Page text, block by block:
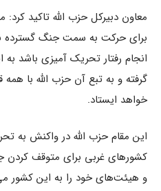
معاون دبیرکل حزب الله تاکید کرد:
برای حرکت به سمت جنگ گسترده
انجام رفتار تحریک آمیزی باشد
گرفته و به تبع آن حزب الله با
خواهد ایستاد.
این مقام حزب الله در واکنش به
کشورهای غربی برای متوقف کردن
و هیئت‌های خود را به این کشور